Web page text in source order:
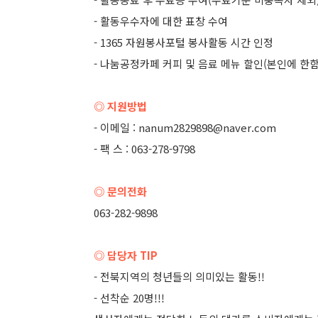
- 활동우수자에 대한 표창 수여
- 1365 자원봉사포털 봉사활동 시간 인정
- 나눔공정카페 커피 및 음료 메뉴 할인(본인에 한
◎ 지원방법
- 이메일 : nanum2829898@naver.com
- 팩 스 : 063-278-9798
◎ 문의전화
063-282-9898
◎ 담당자 TIP
- 전북지역의 청년들의 의미있는 활동!!
- 선착순 20명!!!